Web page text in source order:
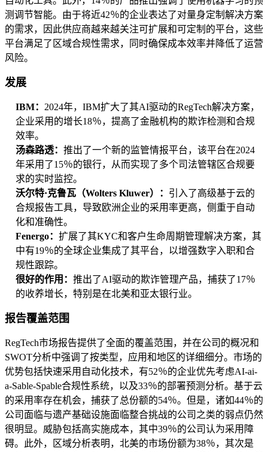
测调节智能。由于将近42％的企业表达了对量身定制解决方案
的需求，因此供应商越来越关注可扩展和可定制的平台，这些
平台满足了区域合规性需求，同时确保成本效率并降低了运营
风险。
发展
IBM： 2024年，IBM扩大了其AI驱动的RegTech解决方案，
企业采用的增长18％，提高了金融机构的欺诈检测和合规
效率。
汤森路透： 推出了一个新的监管情报平台，该平台在2024
年采用了15％的银行，从而实现了多个司法管辖区合规要
求的实时监控。
沃尔特·克鲁瓦（Wolters Kluwer）： 引入了高级基于云的
合规报告工具，导致欧洲企业的采用率更高，侧重于自动
化和准确性。
Fenergo： 扩展了其KYC和客户生命周期管理解决方案，其
中有19％的全球企业集成了其平台，以增强数字入职和合
规性跟踪。
很好的作用： 推出了AI驱动的欺诈管理产品，捕获了17％
的收养增长，特别是在北美和亚太银行业。
报告覆盖范围
RegTech市场报告提供了全面的覆盖范围，并在公司的概况和
SWOT分析中强调了按类型，应用和地区的详细细分。市场的
优势包括快速采用自动化技术，有52％的企业优先考虑AI-ai-
a-Sable-Spable合规性系统，以及33％的部署预测分析。基于云
的采用率存在机会，捕获了总份额的54％。但是，诸如44％的
公司面临与遗产基础设施面临整合挑战的公司之类的弱点仍然
很明显。威胁包括高实施成本，其中39％的公司认为采用障
碍。此外，区域分析表明，北美的市场份额为38％，其次是